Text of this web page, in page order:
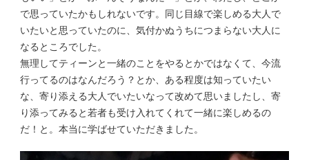
で思っていたかもしれないです。同じ目線で楽しめる大人で
いたいと思っていたのに、気付かぬうちにつまらない大人に
なるところでした。
無理してティーンと一緒のことをやるとかではなくて、今流
行ってるのはなんだろう？とか、ある程度は知っていたい
な、寄り添える大人でいたいなって改めて思いましたし、寄
り添ってみると若者も受け入れてくれて一緒に楽しめるの
だ！と。本当に学ばせていただきました。